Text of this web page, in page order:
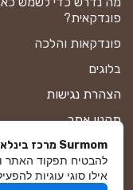
פונדקאית?
פונדקאות והלכה
בלוגים
הצהרת נגישות
תקנון אתר
מדיניות פרטיות
מפת אתר
Surmom מרכז בינלאומי לפונדקאות
להבטיח תפקוד האתר
אילו סוגי עוגיות